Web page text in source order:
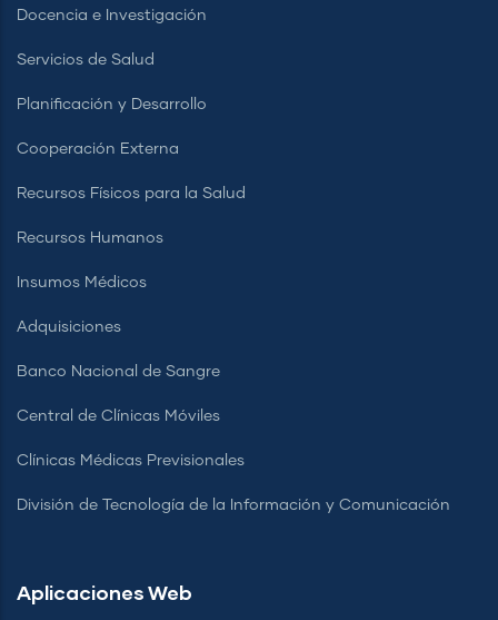
Docencia e Investigación
Servicios de Salud
Planificación y Desarrollo
Cooperación Externa
Recursos Físicos para la Salud
Recursos Humanos
Insumos Médicos
Adquisiciones
Banco Nacional de Sangre
Central de Clínicas Móviles
Clínicas Médicas Previsionales
División de Tecnología de la Información y Comunicación
Aplicaciones Web